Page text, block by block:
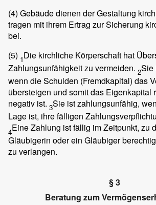
(4) Gebäude dienen der Gestaltung
tragen mit ihrem Ertrag zur Sicherung
bei.
(5) 1Die kirchliche Körperschaft hat
Zahlungsunfähigkeit zu vermeiden. 2Sie
wenn die Schulden (Fremdkapital) das
übersteigen und somit das Eigenkapital
negativ ist. 3Sie ist zahlungsunfähig,
Lage ist, ihre fälligen
4Eine Zahlung ist fällig im Zeitpunkt, zu
Gläubigerin oder ein Gläubiger
zu verlangen.
§ 3
Beratung zum